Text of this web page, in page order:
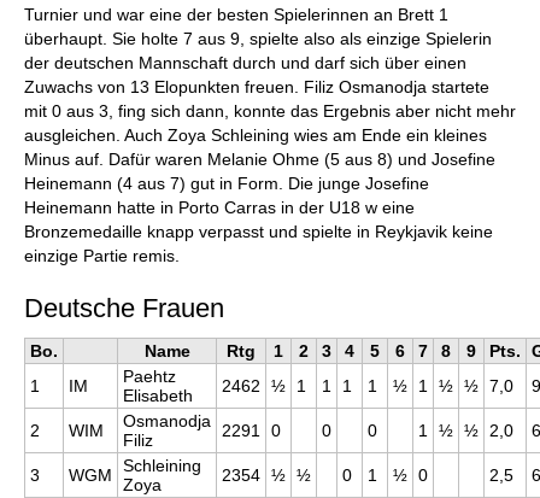
Turnier und war eine der besten Spielerinnen an Brett 1
überhaupt. Sie holte 7 aus 9, spielte also als einzige Spielerin
der deutschen Mannschaft durch und darf sich über einen
Zuwachs von 13 Elopunkten freuen. Filiz Osmanodja startete
mit 0 aus 3, fing sich dann, konnte das Ergebnis aber nicht mehr
ausgleichen. Auch Zoya Schleining wies am Ende ein kleines
Minus auf. Dafür waren Melanie Ohme (5 aus 8) und Josefine
Heinemann (4 aus 7) gut in Form. Die junge Josefine
Heinemann hatte in Porto Carras in der U18 w eine
Bronzemedaille knapp verpasst und spielte in Reykjavik keine
einzige Partie remis.
Deutsche Frauen
Bo. Name Rtg 1 2 3 4 5 6 7 8 9 Pts.
1
IM
Paehtz
Elisabeth
2462 ½ 1 1 1 1 ½ 1 ½ ½ 7,0 9
2 WIM
Osmanodja
Filiz
2291 0 0 0 1 ½ ½ 2,0 6
3 WGM
Schleining
Zoya
2354 ½ ½ 0 1 ½ 0 2,5 6